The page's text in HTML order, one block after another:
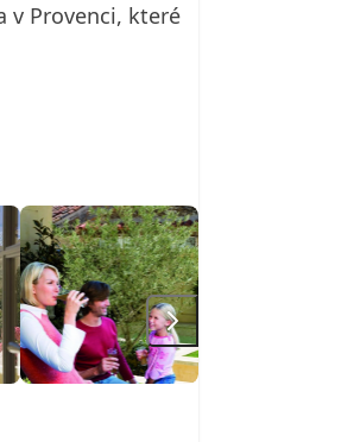
v Provenci, které